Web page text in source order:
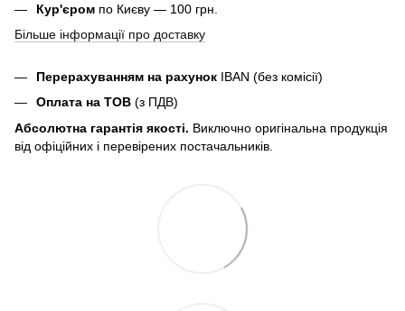
Кур'єром по Києву — 100 грн.
Більше інформації про доставку
Перерахуванням на рахунок IBAN (без комісії)
Оплата на ТОВ (з ПДВ)
Абсолютна гарантія якості. Виключно оригінальна продукція
від офіційних і перевірених постачальників.